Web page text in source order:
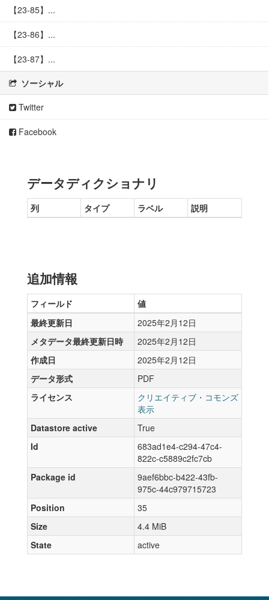
【23-85】...
【23-86】...
【23-87】...
ソーシャル
Twitter
Facebook
データディクショナリ
列 タイプ ラベル 説明
追加情報
フィールド
値
最終更新日
2025年2月12日
メタデータ最終更新日時
2025年2月12日
作成日
2025年2月12日
データ形式
PDF
ライセンス
クリエイティブ・コモンズ
表示
Datastore active
True
Id
683ad1e4-c294-47c4-
822c-c5889c2fc7cb
Package id
9aef6bbc-b422-43fb-
975c-44c979715723
Position
35
Size
4.4 MiB
State
active